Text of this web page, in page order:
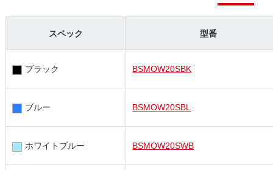
スペック 型番
ブラック BSMOW20SBK
ブルー BSMOW20SBL
ホワイトブルー BSMOW20SWB